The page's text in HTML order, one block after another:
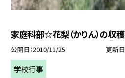
家庭科部☆花梨（かりん）の収穫
公開日 2010/11/25 更新日
学校行事